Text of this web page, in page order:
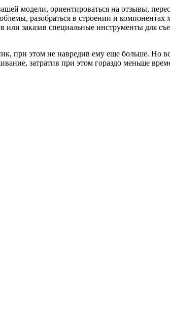
модели, ориентироваться на отзывы,
разобраться в строении и
заказав специальные инструменты для
при этом не навредив ему еще больше. Но
затратив при этом гораздо меньше